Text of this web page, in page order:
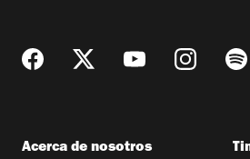
Acerca de nosotros